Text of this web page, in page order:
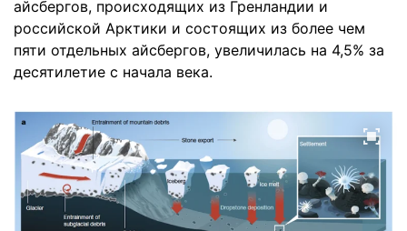
айсбергов, происходящих из Гренландии и
российской Арктики и состоящих из более чем
пяти отдельных айсбергов, увеличилась на 4,5% за
десятилетие с начала века.